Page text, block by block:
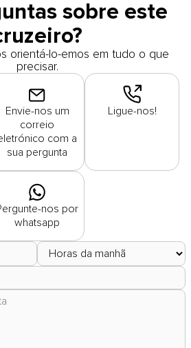
sobre este
orientá-lo-emos em tudo o que
precisar.
Envie-nos um
correio
com a
sua pergunta
Ligue-nos!
nos por
whatsapp